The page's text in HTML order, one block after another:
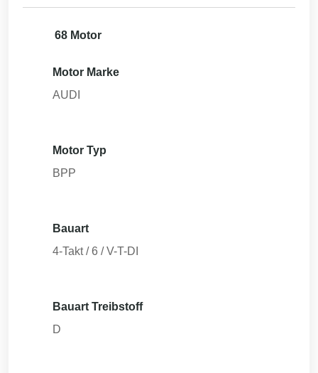
68 Motor
Motor Marke
AUDI
Motor Typ
BPP
Bauart
4-Takt / 6 / V-T-DI
Bauart Treibstoff
D